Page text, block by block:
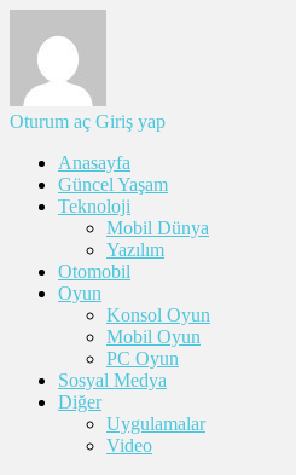
Oturum aç Giriş yap
Anasayfa
Güncel Yaşam
Teknoloji
Mobil Dünya
Yazılım
Otomobil
Oyun
Konsol Oyun
Mobil Oyun
PC Oyun
Sosyal Medya
Diğer
Uygulamalar
Video